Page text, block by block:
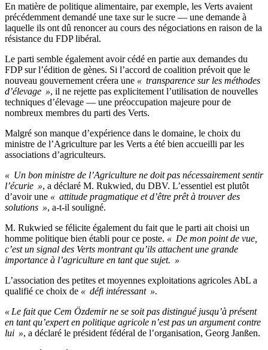
En matière de politique alimentaire, par exemple, les Verts avaient
précédemment demandé une taxe sur le sucre — une demande à
laquelle ils ont dû renoncer au cours des négociations en raison de la
résistance du FDP libéral.
Le parti semble également avoir cédé en partie aux demandes du
FDP sur l’édition de gènes. Si l’accord de coalition prévoit que le
nouveau gouvernement créera une « transparence sur les méthodes
d’élevage », il ne rejette pas explicitement l’utilisation de nouvelles
techniques d’élevage — une préoccupation majeure pour de
nombreux membres du parti des Verts.
Malgré son manque d’expérience dans le domaine, le choix du
ministre de l’Agriculture par les Verts a été bien accueilli par les
associations d’agriculteurs.
« Un bon ministre de l’Agriculture ne doit pas nécessairement sentir
l’écurie », a déclaré M. Rukwied, du DBV. L’essentiel est plutôt
d’avoir une « attitude pragmatique et d’être prêt à trouver des
solutions », a-t-il souligné.
M. Rukwied se félicite également du fait que le parti ait choisi un
homme politique bien établi pour ce poste. « De mon point de vue,
c’est un signal des Verts montrant qu’ils attachent une grande
importance à l’agriculture en tant que sujet. »
L’association des petites et moyennes exploitations agricoles AbL a
qualifié ce choix de « défi intéressant ».
« Le fait que Cem Özdemir ne se soit pas distingué jusqu’à présent
en tant qu’expert en politique agricole n’est pas un argument contre
lui », a déclaré le président fédéral de l’organisation, Georg Janßen.